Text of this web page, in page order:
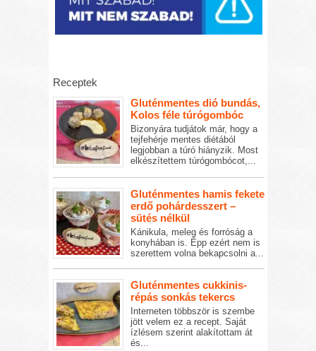
Receptek
Gluténmentes dió bundás,
Kolos féle túrógombóc
Bizonyára tudjátok már, hogy a
tejfehérje mentes diétából
legjobban a túró hiányzik. Most
elkészítettem túrógombócot,...
Gluténmentes hamis fekete
erdő pohárdesszert –
sütés nélkül
Kánikula, meleg és forróság a
konyhában is. Épp ezért nem is
szerettem volna bekapcsolni a...
Gluténmentes cukkinis-
répás sonkás tekercs
Interneten többször is szembe
jött velem ez a recept. Saját
ízlésem szerint alakítottam át
és...